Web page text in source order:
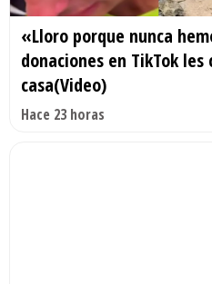
«Lloro porque nunca
donaciones en TikTok les
casa(Video)
Hace 23 horas